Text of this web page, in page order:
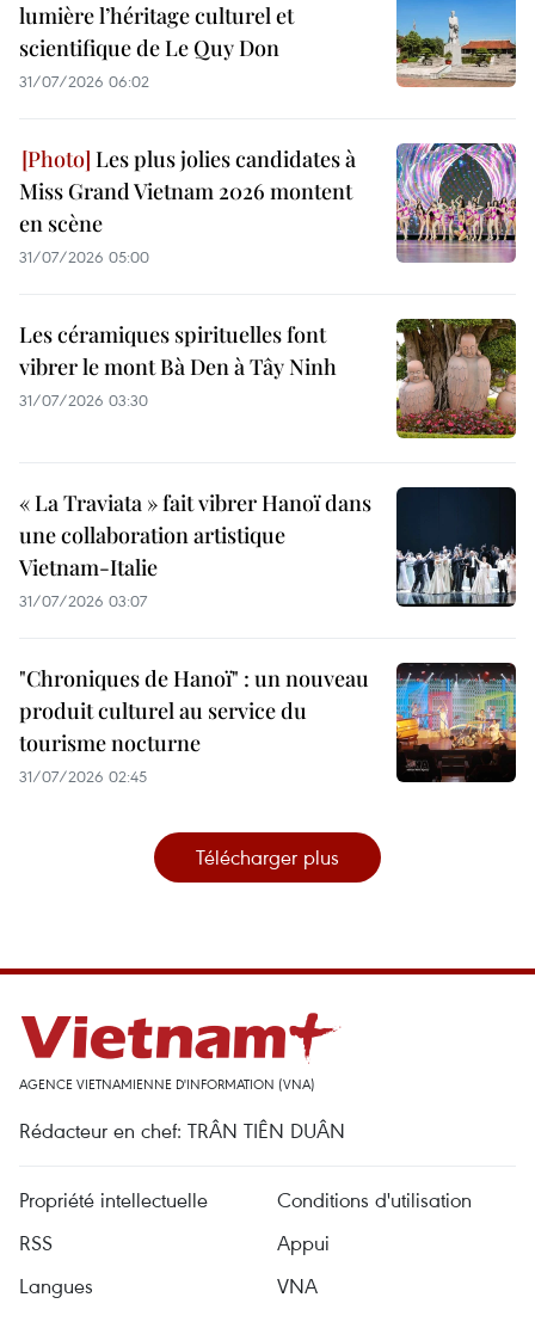
lumière l’héritage culturel et
scientifique de Le Quy Don
31/07/2026 06:02
Les plus jolies candidates à
Miss Grand Vietnam 2026 montent
en scène
31/07/2026 05:00
Les céramiques spirituelles font
vibrer le mont Bà Den à Tây Ninh
31/07/2026 03:30
« La Traviata » fait vibrer Hanoï dans
une collaboration artistique
Vietnam-Italie
31/07/2026 03:07
"Chroniques de Hanoï" : un nouveau
produit culturel au service du
tourisme nocturne
31/07/2026 02:45
Télécharger plus
AGENCE VIETNAMIENNE D'INFORMATION (VNA)
Rédacteur en chef: TRÂN TIÊN DUÂN
Propriété intellectuelle
Conditions d'utilisation
RSS
Appui
Langues
VNA